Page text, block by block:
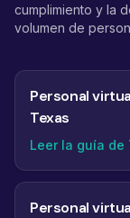
cumplimiento y la
volumen de
Personal
Texas
Leer la guía de
Personal